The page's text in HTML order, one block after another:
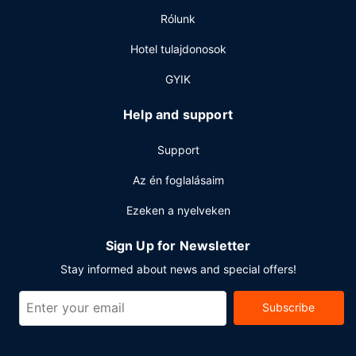
A szálláshelyen business center, gyorsított bejelentkezési
lehetőség és gyorsított kijelentkezési lehetőség is igénybe
és tárgyalótermek – kínál különböző események
Rólunk
Hotel tulajdonosok
GYIK
Help and support
Support
Az én foglalásaim
Ezeken a nyelveken
Sign Up for Newsletter
Stay informed about news and special offers!
Subscribe